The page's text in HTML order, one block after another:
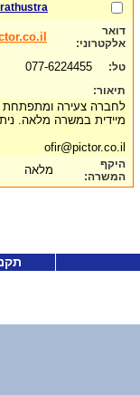
דואר
אלקטרוני:
טל:
תיאור:
מיידית במשרה מלאה.
ofir@pictor.co.il
היקף
המשרה:
מלאה